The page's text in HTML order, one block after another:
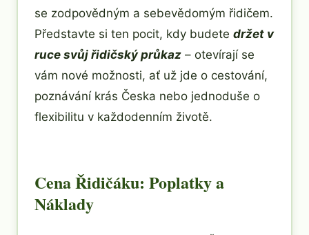
se zodpovědným a sebevědomým řidičem.
Představte si ten pocit, kdy budete držet v
ruce svůj řidičský průkaz – otevírají se
vám nové možnosti, ať už jde o cestování,
poznávání krás Česka nebo jednoduše o
flexibilitu v každodenním životě.
Cena Řidičáku: Poplatky a
Náklady